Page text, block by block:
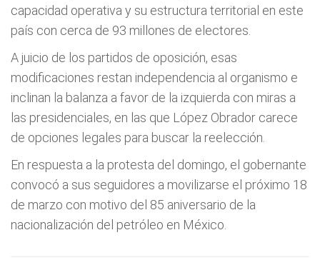
capacidad operativa y su estructura territorial en este
país con cerca de 93 millones de electores.
A juicio de los partidos de oposición, esas
modificaciones restan independencia al organismo e
inclinan la balanza a favor de la izquierda con miras a
las presidenciales, en las que López Obrador carece
de opciones legales para buscar la reelección.
En respuesta a la protesta del domingo, el gobernante
convocó a sus seguidores a movilizarse el próximo 18
de marzo con motivo del 85 aniversario de la
nacionalización del petróleo en México.